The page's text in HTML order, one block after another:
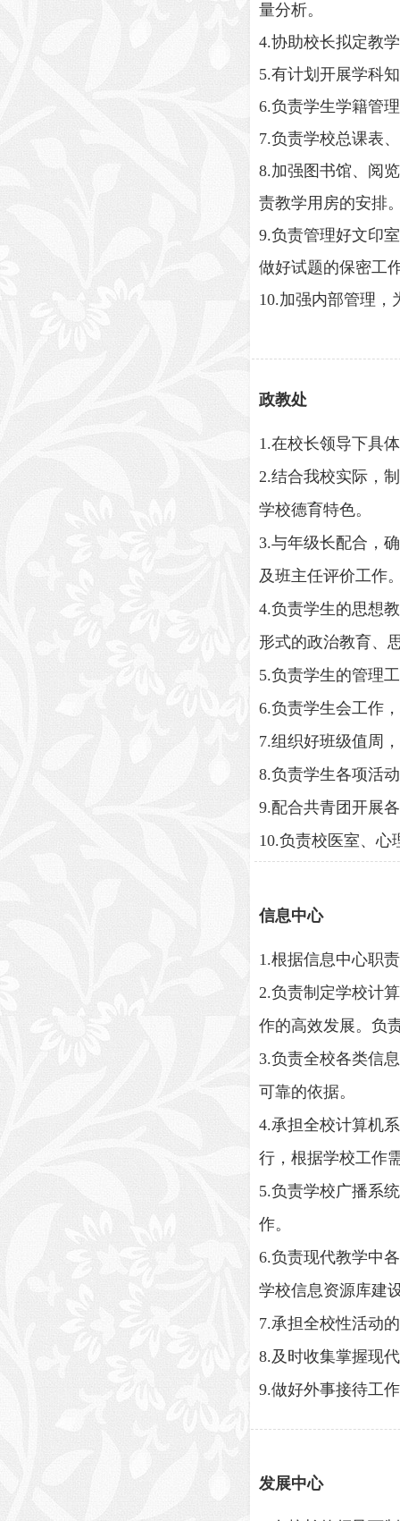
量分析。
4.协助校长拟定教
5.有计划开展学科
6.负责学生学籍管
7.负责学校总课表
8.加强图书馆、阅
责教学用房的安排
9.负责管理好文印
做好试题的保密工
10.加强内部管理
政教处
1.在校长领导下具
2.结合我校实际，
学校德育特色。
3.与年级长配合，
及班主任评价工作
4.负责学生的思想
形式的政治教育、
5.负责学生的管理
6.负责学生会工作
7.组织好班级值周
8.负责学生各项活
9.配合共青团开展
10.负责校医室、
信息中心
1.根据信息中心职
2.负责制定学校计
作的高效发展。负
3.负责全校各类信
可靠的依据。
4.承担全校计算机
行，根据学校工作
5.负责学校广播系
作。
6.负责现代教学中
学校信息资源库建
7.承担全校性活动
8.及时收集掌握现
9.做好外事接待工
发展中心